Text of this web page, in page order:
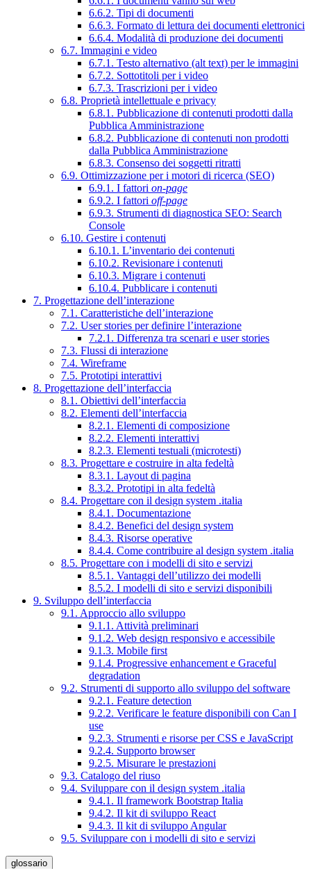
6.6.2. Tipi di documenti
6.6.3. Formato di lettura dei documenti elettronici
6.6.4. Modalità di produzione dei documenti
6.7. Immagini e video
6.7.1. Testo alternativo (alt text) per le immagini
6.7.2. Sottotitoli per i video
6.7.3. Trascrizioni per i video
6.8. Proprietà intellettuale e privacy
6.8.1. Pubblicazione di contenuti prodotti dalla
Pubblica Amministrazione
6.8.2. Pubblicazione di contenuti non prodotti
dalla Pubblica Amministrazione
6.8.3. Consenso dei soggetti ritratti
6.9. Ottimizzazione per i motori di ricerca (SEO)
6.9.1. I fattori on-page
6.9.2. I fattori off-page
6.9.3. Strumenti di diagnostica SEO: Search
Console
6.10. Gestire i contenuti
6.10.1. L’inventario dei contenuti
6.10.2. Revisionare i contenuti
6.10.3. Migrare i contenuti
6.10.4. Pubblicare i contenuti
7. Progettazione dell’interazione
7.1. Caratteristiche dell’interazione
7.2. User stories per definire l’interazione
7.2.1. Differenza tra scenari e user stories
7.3. Flussi di interazione
7.4. Wireframe
7.5. Prototipi interattivi
8. Progettazione dell’interfaccia
8.1. Obiettivi dell’interfaccia
8.2. Elementi dell’interfaccia
8.2.1. Elementi di composizione
8.2.2. Elementi interattivi
8.2.3. Elementi testuali (microtesti)
8.3. Progettare e costruire in alta fedeltà
8.3.1. Layout di pagina
8.3.2. Prototipi in alta fedeltà
8.4. Progettare con il design system .italia
8.4.1. Documentazione
8.4.2. Benefici del design system
8.4.3. Risorse operative
8.4.4. Come contribuire al design system .italia
8.5. Progettare con i modelli di sito e servizi
8.5.1. Vantaggi dell’utilizzo dei modelli
8.5.2. I modelli di sito e servizi disponibili
9. Sviluppo dell’interfaccia
9.1. Approccio allo sviluppo
9.1.1. Attività preliminari
9.1.2. Web design responsivo e accessibile
9.1.3. Mobile first
9.1.4. Progressive enhancement e Graceful
degradation
9.2. Strumenti di supporto allo sviluppo del software
9.2.1. Feature detection
9.2.2. Verificare le feature disponibili con Can I
use
9.2.3. Strumenti e risorse per CSS e JavaScript
9.2.4. Supporto browser
9.2.5. Misurare le prestazioni
9.3. Catalogo del riuso
9.4. Sviluppare con il design system .italia
9.4.1. Il framework Bootstrap Italia
9.4.2. Il kit di sviluppo React
9.4.3. Il kit di sviluppo Angular
9.5. Sviluppare con i modelli di sito e servizi
glossario